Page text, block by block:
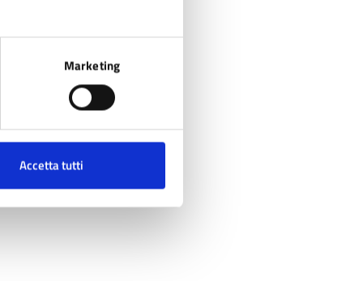
Marketing
Accetta tutti